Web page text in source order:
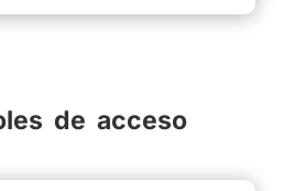
de acceso